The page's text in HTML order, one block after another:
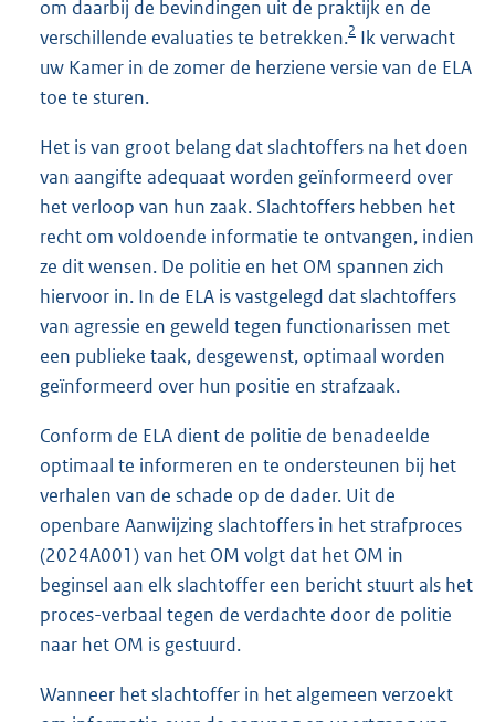
om daarbij de bevindingen uit de praktijk en de
verschillende evaluaties te betrekken.2 Ik verwacht
uw Kamer in de zomer de herziene versie van de ELA
toe te sturen.
Het is van groot belang dat slachtoffers na het doen
van aangifte adequaat worden geïnformeerd over
het verloop van hun zaak. Slachtoffers hebben het
recht om voldoende informatie te ontvangen, indien
ze dit wensen. De politie en het OM spannen zich
hiervoor in. In de ELA is vastgelegd dat slachtoffers
van agressie en geweld tegen functionarissen met
een publieke taak, desgewenst, optimaal worden
geïnformeerd over hun positie en strafzaak.
Conform de ELA dient de politie de benadeelde
optimaal te informeren en te ondersteunen bij het
verhalen van de schade op de dader. Uit de
openbare Aanwijzing slachtoffers in het strafproces
(2024A001) van het OM volgt dat het OM in
beginsel aan elk slachtoffer een bericht stuurt als het
proces-verbaal tegen de verdachte door de politie
naar het OM is gestuurd.
Wanneer het slachtoffer in het algemeen verzoekt